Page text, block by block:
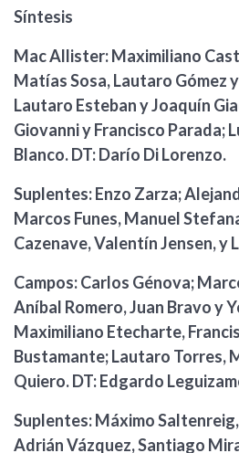
Síntesis
Mac Allister: Maximiliano
Matías Sosa, Lautaro Gómez
Lautaro Esteban y Joaquín
Giovanni y Francisco Parada;
Blanco. DT: Darío Di Lorenzo.
Suplentes: Enzo Zarza;
Marcos Funes, Manuel
Cazenave, Valentín Jensen, y
Campos: Carlos Génova;
Aníbal Romero, Juan Bravo y
Maximiliano Etecharte,
Bustamante; Lautaro Torres,
Quiero. DT: Edgardo
Suplentes: Máximo
Adrián Vázquez, Santiago